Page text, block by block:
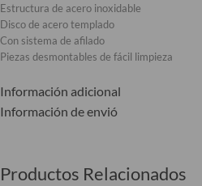
Estructura de acero inoxidable
Disco de acero templado
Con sistema de afilado
Piezas desmontables de fácil limpieza
Información adicional
Información de envió
Productos Relacionados